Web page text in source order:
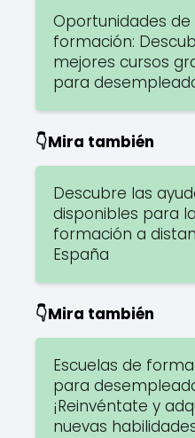
Oportunidades de
formación:
mejores cursos
para
👇Mira también
Descubre las
disponibles para la
formación a
España
👇Mira también
Escuelas de
para
¡Reinvéntate y
nuevas